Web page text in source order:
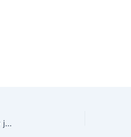
¡Descubre qué opinan sobre su entorno las niñas, niños y jóvenes de México!